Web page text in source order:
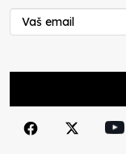
Nenad Veličković
29.10.2024
Cuke i djeca